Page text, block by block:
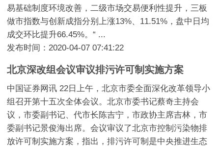
易基础制度环境改善，二级市场交易便利性提升，三板
做市指数与创新成指分别上涨13%、11.51%，盘中日均
成交环比提升66.45%。“ ...
发布时间：2020-04-07 07:41:22
北京深改组会议审议排污许可制实施方案
中国证券网讯 22日上午，北京市委全面深化改革领导小
组召开第十五次全体会议。北京市委书记蔡奇主持会
议，市委副书记、代市长陈吉宁，市政协主席吉林，市
委副书记景俊海出席。会议审议了北京市控制污染物排
放许可制实施方案，指出，排污许可制是中央推进生态